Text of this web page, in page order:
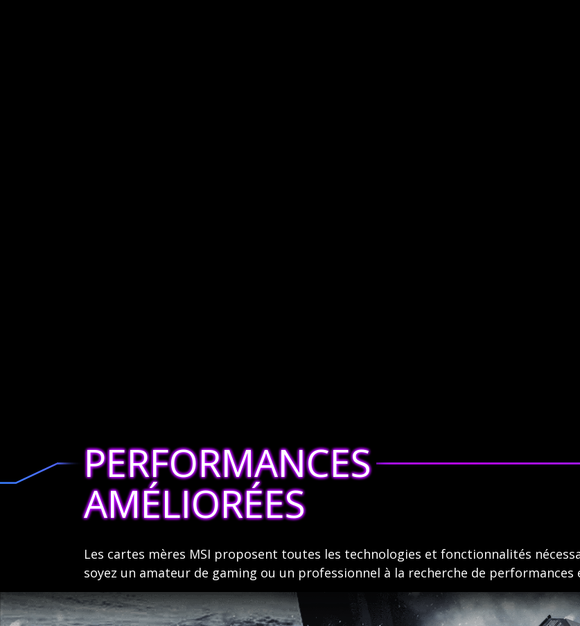
PERFORMANCES
AMÉLIORÉES
Les cartes mères MSI proposent toutes les technologies et fonctionnalités
soyez un amateur de gaming ou un professionnel à la recherche de